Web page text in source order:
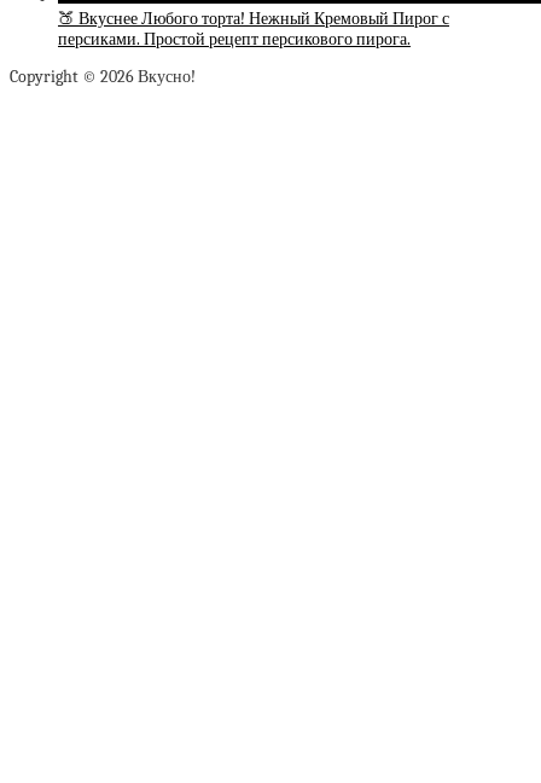
🍑 Вкуснее Любого торта! Нежный Кремовый Пирог с
персиками. Простой рецепт персикового пирога.
Copyright © 2026 Вкусно!